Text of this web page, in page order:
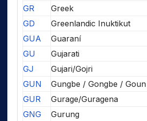
GR
Greek
GD
Greenlandic Inuktikut
GUA
Guaraní
GU
Gujarati
GJ
Gujari/Gojri
GUN
Gungbe / Gongbe / Goun
GUR
Gurage/Guragena
GNG
Gurung